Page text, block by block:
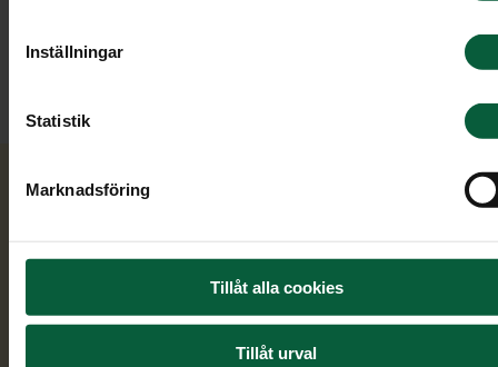
Inställningar
Statistik
Marknadsföring
Tillåt alla cookies
Tillåt urval